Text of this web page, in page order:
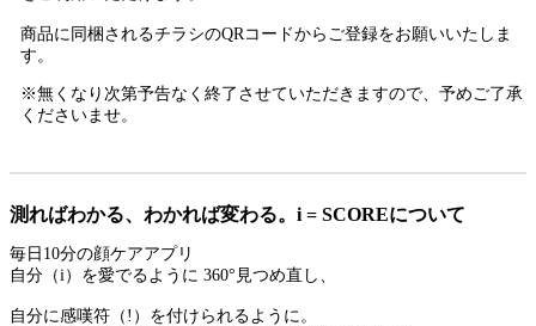
商品に同梱されるチラシのQRコードからご登録をお願いいたしま
す。
※無くなり次第予告なく終了させていただきますので、予めご了承
くださいませ。
測ればわかる、わかれば変わる。i = SCOREについて
毎日10分の顔ケアアプリ
自分（i）を愛でるように 360°見つめ直し、
自分に感嘆符（!）を付けられるように。